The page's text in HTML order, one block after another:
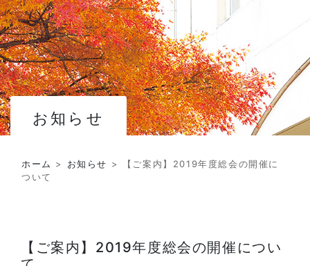
お知らせ
ホーム > お知らせ >
【ご案内】2019年度総会の開催に
ついて
【ご案内】2019年度総会の開催につい